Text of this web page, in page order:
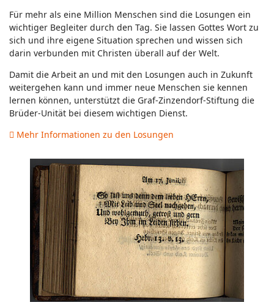
Für mehr als eine Million Menschen sind die Losungen ein
wichtiger Begleiter durch den Tag. Sie lassen Gottes Wort zu
sich und ihre eigene Situation sprechen und wissen sich
darin verbunden mit Christen überall auf der Welt.
Damit die Arbeit an und mit den Losungen auch in Zukunft
weitergehen kann und immer neue Menschen sie kennen
lernen können, unterstützt die Graf-Zinzendorf-Stiftung die
Brüder-Unität bei diesem wichtigen Dienst.
Mehr Informationen zu den Losungen